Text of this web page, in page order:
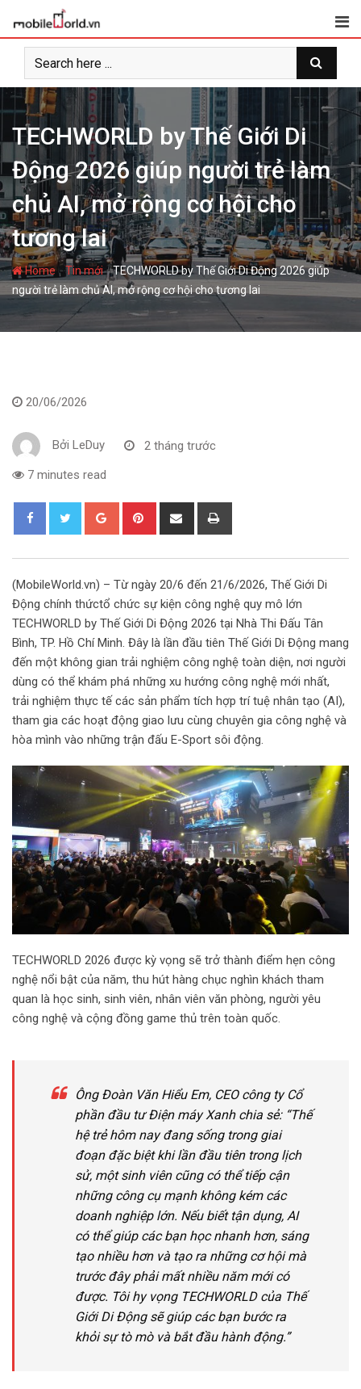
t
o
o
n
t
e
n
t
TECHWORLD by Thế Giới Di
Động 2026 giúp người trẻ làm
chủ AI, mở rộng cơ hội cho
tương lai
Home-Tin mới-TECHWORLD by Thế Giới Di Động 2026 giúp
người trẻ làm chủ AI, mở rộng cơ hội cho tương lai
20/06/2026
Bởi LeDuy 2 tháng trước
7 minutes read
o
l
e
+
i
e
r
e
s
t
h
e
v
i
a
E
m
a
i
l
r
t
(MobileWorld.vn) – Từ ngày 20/6 đến 21/6/2026, Thế Giới Di
Động chính thứctổ chức sự kiện công nghệ quy mô lớn
TECHWORLD by Thế Giới Di Động 2026 tại Nhà Thi Đấu Tân
Bình, TP. Hồ Chí Minh. Đây là lần đầu tiên Thế Giới Di Động mang
đến một không gian trải nghiệm công nghệ toàn diện, nơi người
dùng có thể khám phá những xu hướng công nghệ mới nhất,
trải nghiệm thực tế các sản phẩm tích hợp trí tuệ nhân tạo (AI),
tham gia các hoạt động giao lưu cùng chuyên gia công nghệ và
hòa mình vào những trận đấu E-Sport sôi động.
TECHWORLD 2026 được kỳ vọng sẽ trở thành điểm hẹn công
nghệ nổi bật của năm, thu hút hàng chục nghìn khách tham
quan là học sinh, sinh viên, nhân viên văn phòng, người yêu
công nghệ và cộng đồng game thủ trên toàn quốc.
ÔngĐoàn Văn Hiểu Em, CEO công ty Cổ
phần đầu tư Điện máy Xanh chia sẻ: “Thế
hệ trẻ hôm nay đang sống trong giai
đoạn đặc biệt khi lần đầu tiên trong lịch
sử, một sinh viên cũng có thể tiếp cận
những công cụ mạnh không kém các
doanh nghiệp lớn. Nếu biết tận dụng, AI
có thể giúp các bạn học nhanh hơn, sáng
tạo nhiều hơn và tạo ra những cơ hội mà
trước đây phải mất nhiều năm mới có
được. Tôi hy vọng TECHWORLD của Thế
Giới Di Động sẽ giúp các bạn bước ra
khỏi sự tò mò và bắt đầu hành động.”